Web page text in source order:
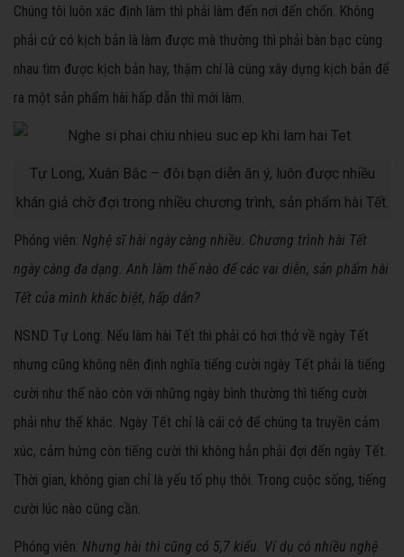
Chúng tôi luôn xác định làm thì phải làm đến nơi đến chốn. Không
phải cứ có kịch bản là làm được mà thường thì phải bàn bạc cùng
nhau tìm được kịch bản hay, thậm chí là cùng xây dựng kịch bản để
ra một sản phẩm hài hấp dẫn thì mới làm.
Tự Long, Xuân Bắc – đôi bạn diễn ăn ý, luôn được nhiều
khán giả chờ đợi trong nhiều chương trình, sản phẩm hài Tết.
Phóng viên: Nghệ sĩ hài ngày càng nhiều. Chương trình hài Tết
ngày càng đa dạng. Anh làm thế nào để các vai diễn, sản phẩm hài
Tết của mình khác biệt, hấp dẫn?
NSND Tự Long: Nếu làm hài Tết thì phải có hơi thở về ngày Tết
nhưng cũng không nên định nghĩa tiếng cười ngày Tết phải là tiếng
cười như thế nào còn với những ngày bình thường thì tiếng cười
phải như thế khác. Ngày Tết chỉ là cái cớ để chúng ta truyền cảm
xúc, cảm hứng còn tiếng cười thì không hẳn phải đợi đến ngày Tết.
Thời gian, không gian chỉ là yếu tố phụ thôi. Trong cuộc sống, tiếng
cười lúc nào cũng cần.
Phóng viên: Nhưng hài thì cũng có 5,7 kiểu. Ví dụ có nhiều nghệ